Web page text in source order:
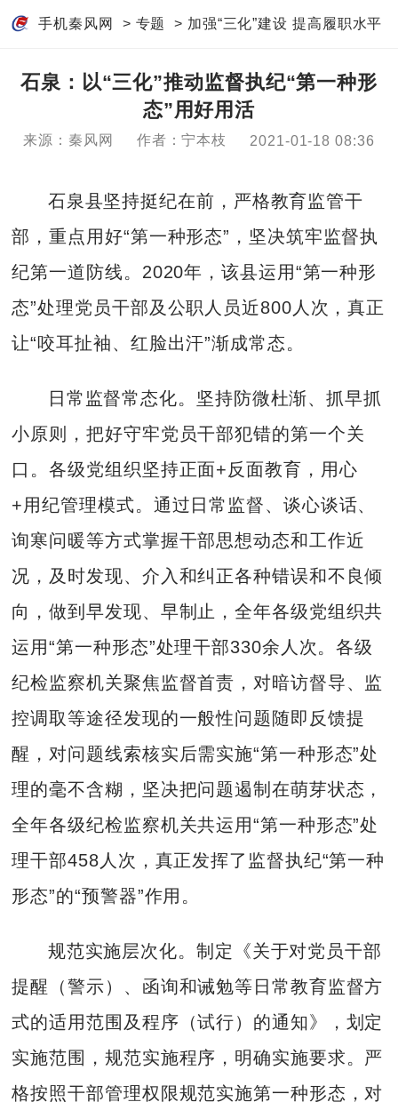
手机秦风网 > 专题 > 加强“三化”建设 提高履职水平
石泉：以“三化”推动监督执纪“第一种形
态”用好用活
来源：秦风网 作者：宁本枝 2021-01-18 08:36
石泉县坚持挺纪在前，严格教育监管干
部，重点用好“第一种形态”，坚决筑牢监督执
纪第一道防线。2020年，该县运用“第一种形
态”处理党员干部及公职人员近800人次，真正
让“咬耳扯袖、红脸出汗”渐成常态。
日常监督常态化。坚持防微杜渐、抓早抓
小原则，把好守牢党员干部犯错的第一个关
口。各级党组织坚持正面+反面教育，用心
+用纪管理模式。通过日常监督、谈心谈话、
询寒问暖等方式掌握干部思想动态和工作近
况，及时发现、介入和纠正各种错误和不良倾
向，做到早发现、早制止，全年各级党组织共
运用“第一种形态”处理干部330余人次。各级
纪检监察机关聚焦监督首责，对暗访督导、监
控调取等途径发现的一般性问题随即反馈提
醒，对问题线索核实后需实施“第一种形态”处
理的毫不含糊，坚决把问题遏制在萌芽状态，
全年各级纪检监察机关共运用“第一种形态”处
理干部458人次，真正发挥了监督执纪“第一种
形态”的“预警器”作用。
规范实施层次化。制定《关于对党员干部
提醒（警示）、函询和诫勉等日常教育监督方
式的适用范围及程序（试行）的通知》，划定
实施范围，规范实施程序，明确实施要求。严
格按照干部管理权限规范实施第一种形态，对